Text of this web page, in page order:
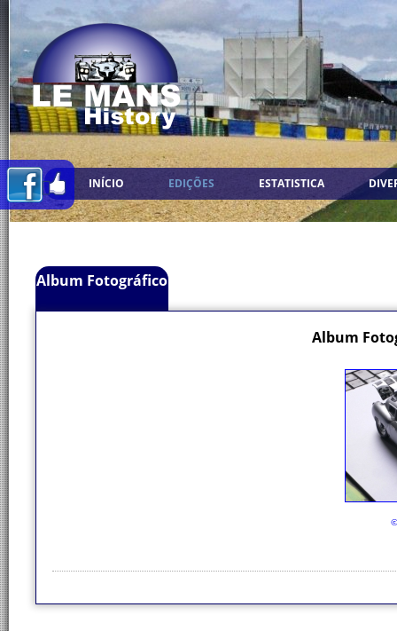
INÍCIO EDIÇÕES ESTATISTICA
Album Fotográfico
Album